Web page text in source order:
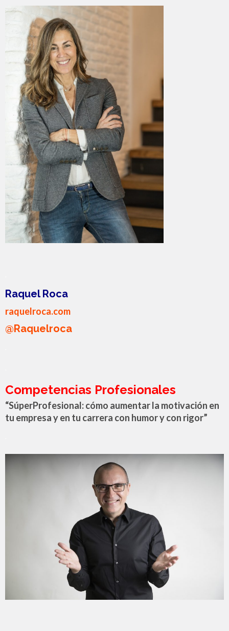
Raquel Roca
raquelroca.com
@Raquelroca
Competencias Profesionales
“SúperProfesional: cómo aumentar la motivación en
tu empresa y en tu carrera con humor y con rigor”